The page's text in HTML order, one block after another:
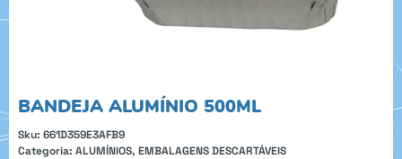
BANDEJA ALUMÍNIO 500ML
Sku: 661D359E3AFB9
Categoria: ALUMÍNIOS, EMBALAGENS DESCARTÁVEIS